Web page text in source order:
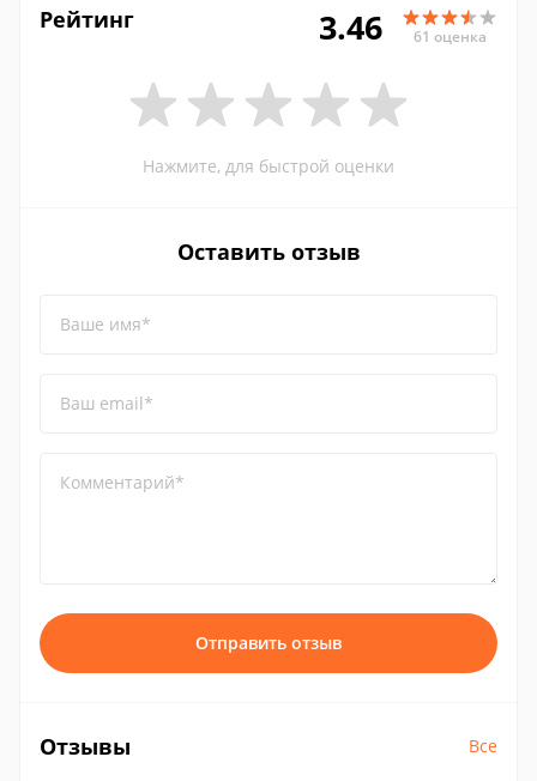
Рейтинг 3.46 61 оценка
Нажмите, для быстрой оценки
Оставить отзыв
Ваше имя*
Ваш email*
Комментарий*
Отправить отзыв
Отзывы Все